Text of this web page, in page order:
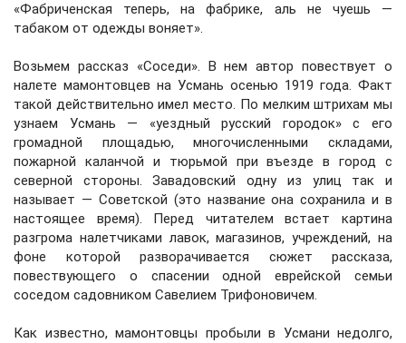
«Фабриченская теперь, на фабрике, аль не чуешь —
табаком от одежды воняет».
Возьмем рассказ «Соседи». В нем автор повествует о
налете мамонтовцев на Усмань осенью 1919 года. Факт
такой действительно имел место. По мелким штрихам мы
узнаем Усмань — «уездный русский городок» с его
громадной площадью, многочисленными складами,
пожарной каланчой и тюрьмой при въезде в город с
северной стороны. Завадовский одну из улиц так и
называет — Советской (это название она сохранила и в
настоящее время). Перед читателем встает картина
разгрома налетчиками лавок, магазинов, учреждений, на
фоне которой разворачивается сюжет рассказа,
повествующего о спасении одной еврейской семьи
соседом садовником Савелием Трифоновичем.
Как известно, мамонтовцы пробыли в Усмани недолго,